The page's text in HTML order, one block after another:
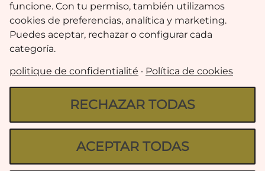
funcione. Con tu permiso, también utilizamos
cookies de preferencias, analítica y marketing.
Puedes aceptar, rechazar o configurar cada
categoría.
politique de confidentialité · Política de cookies
RECHAZAR TODAS
ACEPTAR TODAS